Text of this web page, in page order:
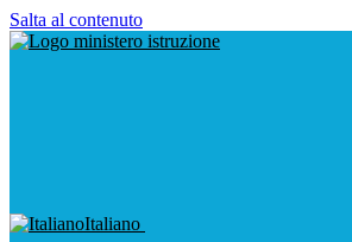
Salta al contenuto
Italiano